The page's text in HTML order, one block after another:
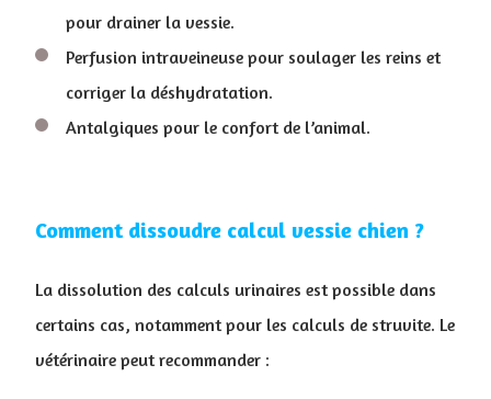
pour drainer la vessie.
Perfusion intraveineuse pour soulager les reins et
corriger la déshydratation.
Antalgiques pour le confort de l’animal.
Comment dissoudre calcul vessie chien ?
La dissolution des calculs urinaires est possible dans
certains cas, notamment pour les calculs de struvite. Le
vétérinaire peut recommander :